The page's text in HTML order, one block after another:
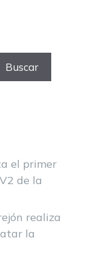
Buscar
el primer
de la
realiza
la